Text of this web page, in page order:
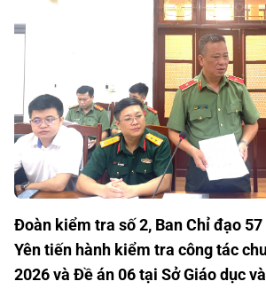
Đoàn kiểm tra số 2, Ban Chỉ đạo
Yên tiến hành kiểm tra công tác
2026 và Đề án 06 tại Sở Giáo dục